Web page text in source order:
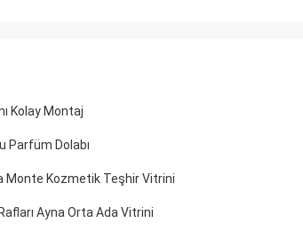
Kolay Montaj
Parfüm Dolabı
Monte Kozmetik Teşhir Vitrini
Ayna Orta Ada Vitrini